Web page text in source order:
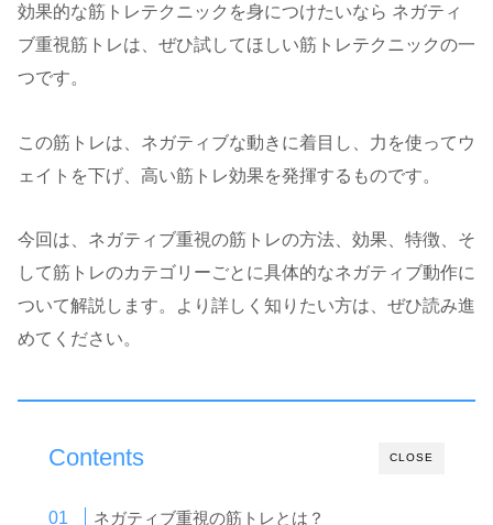
効果的な筋トレテクニックを身につけたいなら ネガティ
ブ重視筋トレは、ぜひ試してほしい筋トレテクニックの一
つです。
この筋トレは、ネガティブな動きに着目し、力を使ってウ
ェイトを下げ、高い筋トレ効果を発揮するものです。
今回は、ネガティブ重視の筋トレの方法、効果、特徴、そ
して筋トレのカテゴリーごとに具体的なネガティブ動作に
ついて解説します。より詳しく知りたい方は、ぜひ読み進
めてください。
CLOSE
Contents
ネガティブ重視の筋トレとは？